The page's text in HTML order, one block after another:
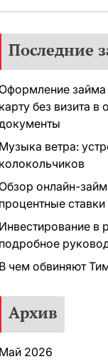
Последние
Оформление займа
карту без визита
Музыка ветра:
колокольчиков
Обзор онлайн-
процентные
Инвестирование в
подробное
В чем обвиняют
Архив
Май 2026